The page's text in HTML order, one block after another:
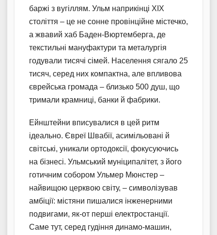
баржі з вугіллям. Ульм наприкінці XIX
століття – це не сонне провінційне містечко,
а жвавий хаб Баден-Вюртемберга, де
текстильні мануфактури та металургія
годували тисячі сімей. Населення сягало 25
тисяч, серед них компактна, але впливова
єврейська громада – близько 500 душ, що
тримали крамниці, банки й фабрики.
Ейнштейни вписувалися в цей ритм
ідеально. Євреї Швабії, асимільовані й
світські, уникали ортодоксії, фокусуючись
на бізнесі. Ульмський муніципалітет, з його
готичним собором Ульмер Мюнстер –
найвищою церквою світу, – символізував
амбіції: містяни пишалися інженерними
подвигами, як-от перші електростанції.
Саме тут, серед гудіння динамо-машин,